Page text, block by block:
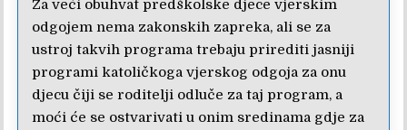
Za veći obuhvat predškolske djece vjerskim
odgojem nema zakonskih zapreka, ali se za
ustroj takvih programa trebaju prirediti jasniji
programi katoličkoga vjerskog odgoja za onu
djecu čiji se roditelji odluče za taj program, a
moći će se ostvarivati u onim sredinama gdje za